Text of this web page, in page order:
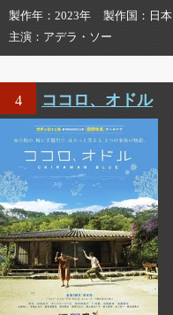
製作年 2023年 製作国 日本
主演
アデラ・ソー
4 ココロ、オドル